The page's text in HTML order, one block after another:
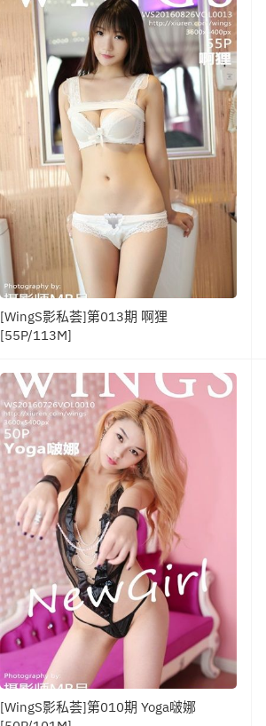
[WingS影私荟]第013期 啊狸
[55P/113M]
[WingS影私荟]第010期 Yoga啵娜